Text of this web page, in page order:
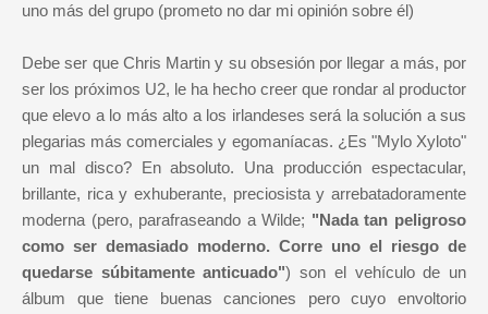
uno más del grupo (prometo no dar mi opinión sobre él)
Debe ser que Chris Martin y su obsesión por llegar a más, por
ser los próximos U2, le ha hecho creer que rondar al productor
que elevo a lo más alto a los irlandeses será la solución a sus
plegarias más comerciales y egomaníacas. ¿Es "Mylo Xyloto"
un mal disco? En absoluto. Una producción espectacular,
brillante, rica y exhuberante, preciosista y arrebatadoramente
moderna (pero, parafraseando a Wilde; "Nada tan peligroso
como ser demasiado moderno. Corre uno el riesgo de
quedarse súbitamente anticuado") son el vehículo de un
álbum que tiene buenas canciones pero cuyo envoltorio